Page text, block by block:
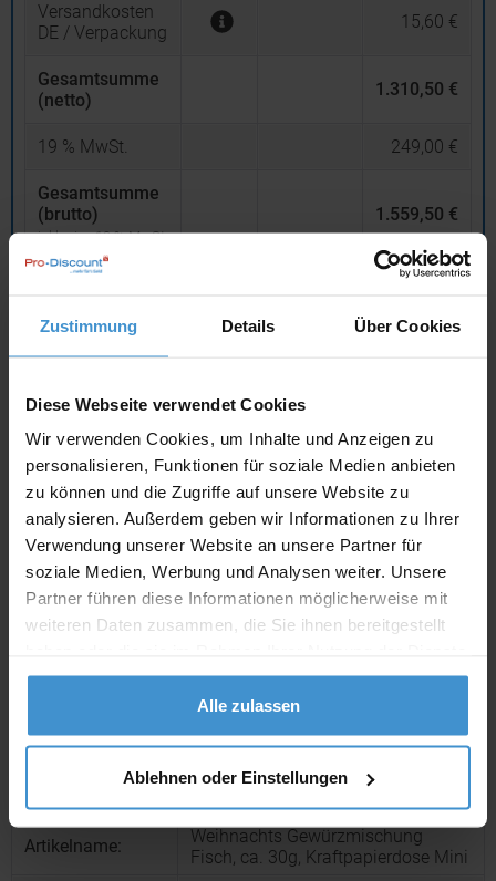
Zustimmung Details Über Cookies
Diese Webseite verwendet Cookies
Wir verwenden Cookies, um Inhalte und Anzeigen zu
personalisieren, Funktionen für soziale Medien anbieten
zu können und die Zugriffe auf unsere Website zu
analysieren. Außerdem geben wir Informationen zu Ihrer
Verwendung unserer Website an unsere Partner für
soziale Medien, Werbung und Analysen weiter. Unsere
Partner führen diese Informationen möglicherweise mit
weiteren Daten zusammen, die Sie ihnen bereitgestellt
gesammelt haben.
Alle zulassen
Ablehnen oder Einstellungen
Versandkosten
DE / Verpackung
15,60 €
Gesamtsumme
(netto)
1.310,50 €
19 % MwSt. 249,00 €
Gesamtsumme
(brutto)
inklusive 19 % MwSt.
1.559,50 €
Angebot drucken
Individuelle Anfrage
Lieferzeiten
Artikel mit Werbeanbringung: ca. 1 - 2 Wochen
Muster bestellen
Artikelnummer:
Artikelname:
Weihnachts Gewürzmischung
Fisch, ca. 30g, Kraftpapierdose Mini